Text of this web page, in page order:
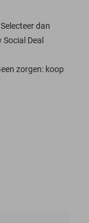
dan
Deal
zorgen: koop